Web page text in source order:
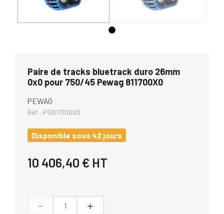
Paire de tracks bluetrack duro 26mm
0x0 pour 750/45 Pewag 811700X0
PEWAG
Réf : PG811700X0
Disponible sous 42 jours
10 406,40 € HT
- +